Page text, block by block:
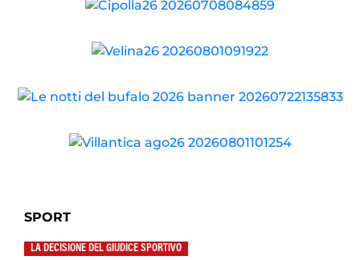
SPORT
LA DECISIONE DEL GIUDICE SPORTIVO